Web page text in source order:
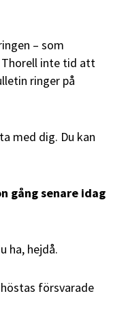
– som
Thorell inte tid att
ringer på
med dig. Du kan
gång senare idag
ha, hejdå.
försvarade